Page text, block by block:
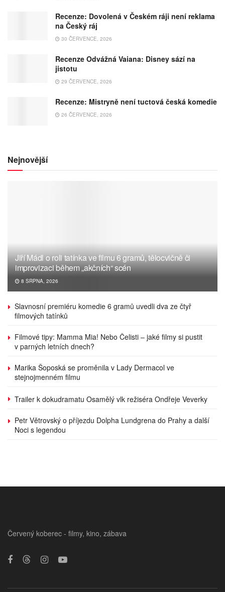
Recenze: Dovolená v Českém ráji není reklama
na Český ráj
30 ČERVENCE, 2026
Recenze Odvážná Vaiana: Disney sází na
jistotu
29 ČERVENCE, 2026
Recenze: Mistryně není tuctová česká komedie
26 ČERVENCE, 2026
Nejnovější
Jiří Mádl o roli tatínka ve filmu 6 gramů, tělocvičně či
improvizaci během „akčních“ scén
8 SRPNA, 2026
Slavnosní premiéru komedie 6 gramů uvedli dva ze čtyř
filmových tatínků
Filmové tipy: Mamma Mia! Nebo Čelisti – jaké filmy si pustit
v parných letních dnech?
Marika Šoposká se proměnila v Lady Dermacol ve
stejnojmenném filmu
Trailer k dokudramatu Osamělý vlk režiséra Ondřeje Veverky
Petr Větrovský o příjezdu Dolpha Lundgrena do Prahy a další
Noci s legendou
Červený koberec - filmy, kino, zábava